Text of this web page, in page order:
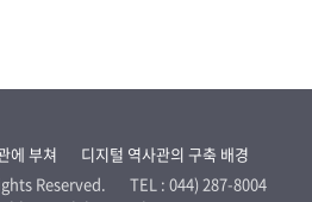
에 부쳐
디지털 역사관의 구축 배경
Reserved.
TEL : 044) 287-8004